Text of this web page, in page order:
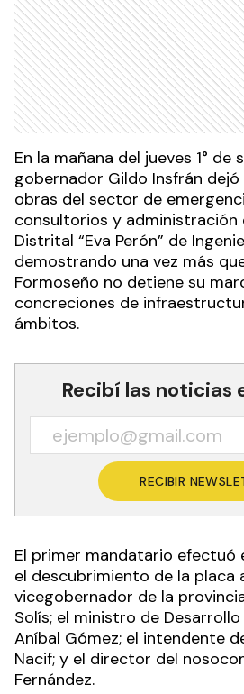
En la mañana del jueves 1° de
gobernador Gildo Insfrán dejó
obras del sector de
consultorios y administración
Distrital “Eva Perón” de
demostrando una vez más
Formoseño no detiene su
concreciones de
ámbitos.
Recibí las noticias
RECIBIR
El primer mandatario
el descubrimiento de la placa
vicegobernador de la
Solís; el ministro de
Aníbal Gómez; el intendente
Nacif; y el director del
Fernández.